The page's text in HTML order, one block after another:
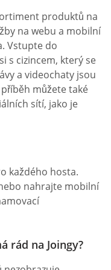
produktů na
na webu a mobilní
Vstupte do
s cizincem, který se
a videochaty jsou
můžete také
sítí, jako je
každého hosta.
nahrajte mobilní
rád na Joingy?